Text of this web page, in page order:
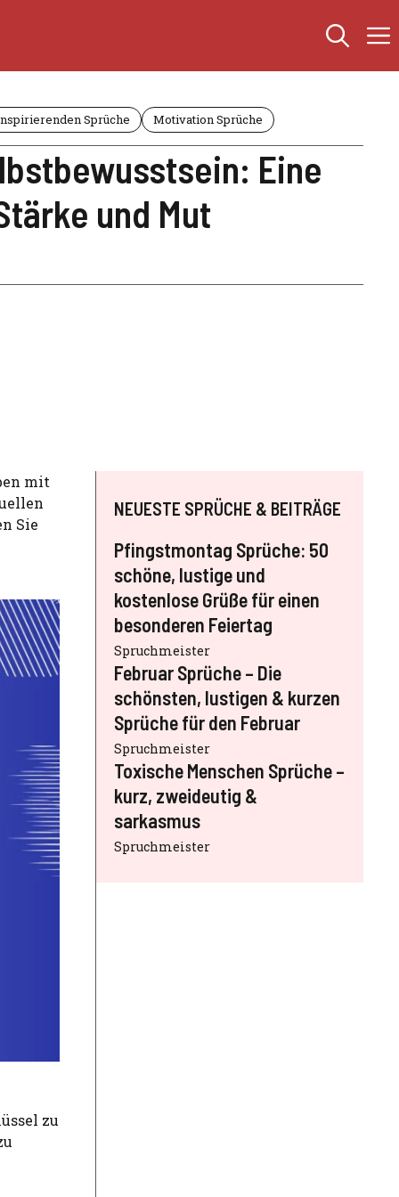
Sprüche Motivation Sprüche
Eine
und Mut
mit
Sie
zu
NEUESTE SPRÜCHE & BEITRÄGE
Pfingstmontag Sprüche: 50
schöne, lustige und
kostenlose Grüße für einen
besonderen Feiertag
Spruchmeister
Februar Sprüche – Die
schönsten, lustigen & kurzen
Sprüche für den Februar
Spruchmeister
Toxische Menschen Sprüche –
kurz, zweideutig &
sarkasmus
Spruchmeister